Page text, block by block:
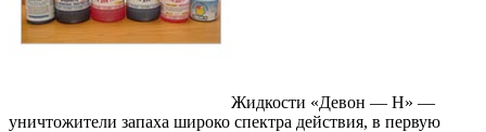
Жидкости «Девон — Н» —
уничтожители запаха широко спектра действия, в первую